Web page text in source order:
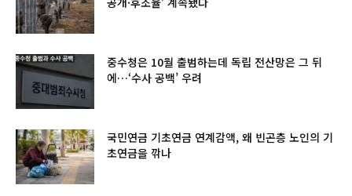
중수청은 10월 출범하는데 독립 전산망은 그 뒤
에…‘수사 공백’ 우려
국민연금 기초연금 연계감액, 왜 빈곤층 노인의 기
초연금을 깎나